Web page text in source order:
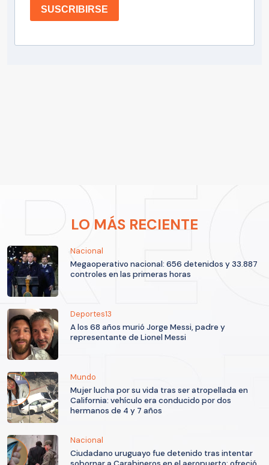
SUSCRIBIRSE
LO MÁS RECIENTE
Nacional
Megaoperativo nacional: 656 detenidos y 33.887
controles en las primeras horas
Deportes13
A los 68 años murió Jorge Messi, padre y
representante de Lionel Messi
Mundo
Mujer lucha por su vida tras ser atropellada en
California: vehículo era conducido por dos
hermanos de 4 y 7 años
Nacional
Ciudadano uruguayo fue detenido tras intentar